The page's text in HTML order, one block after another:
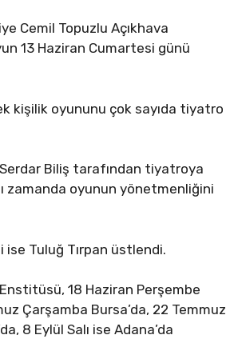
Cemil Topuzlu Açıkhava
13 Haziran Cumartesi günü
kişilik oyununu çok sayıda tiyatro
Serdar Biliş tarafından tiyatroya
zamanda oyunun yönetmenliğini
ise Tuluğ Tırpan üstlendi.
18 Haziran Perşembe
Çarşamba Bursa’da, 22 Temmuz
8 Eylül Salı ise Adana’da